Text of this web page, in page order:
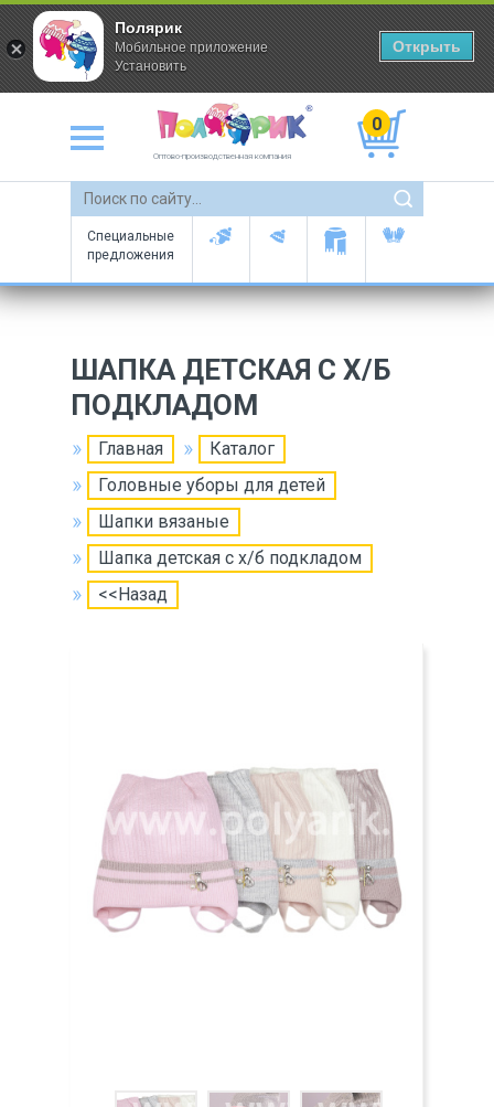
Оптово-производственная компания
0
Специальные
предложения
ШАПКА ДЕТСКАЯ С Х/Б
ПОДКЛАДОМ
Главная
Каталог
Головные уборы для детей
Шапки вязаные
Шапка детская с х/б подкладом
<<Назад
Полярик
Мобильное приложение
Установить
Открыть